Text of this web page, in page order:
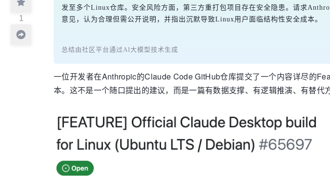
1
发至多个Linux仓库。安全风险方面，第三方重打包项目存在安全隐患。请求
意见，认为合理但需公开说明，并指出沉默导致Linux用户面临结构性安全成本。
总结由社区平台通过AI大模型技术生成
一位开发者在Anthropic的Claude Code GitHub仓库提交了一个内容详尽的
本。这不是一个随口提出的建议，而是一篇有数据支撑、有逻辑推演、有替代